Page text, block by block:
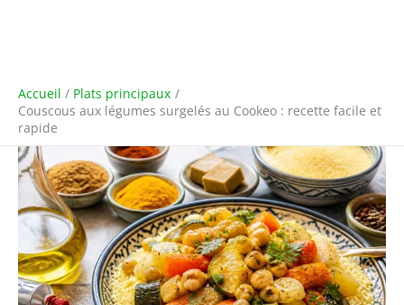
Accueil
Plats principaux
Couscous aux légumes surgelés au Cookeo : recette facile et
rapide